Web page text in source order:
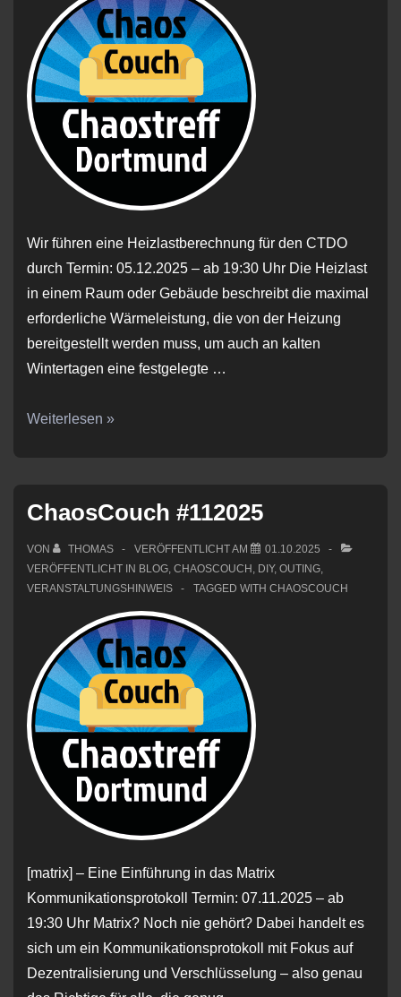
Wir führen eine Heizlastberechnung für den CTDO
durch Termin: 05.12.2025 – ab 19:30 Uhr Die Heizlast
in einem Raum oder Gebäude beschreibt die maximal
erforderliche Wärmeleistung, die von der Heizung
bereitgestellt werden muss, um auch an kalten
Wintertagen eine festgelegte …
ChaosCouch
Weiterlesen »
ChaosCouch #112025
VON THOMAS VERÖFFENTLICHT AM
01.10.2025
VERÖFFENTLICHT IN BLOG CHAOSCOUCH DIY, OUTING
VERANSTALTUNGSHINWEIS
TAGGED WITH CHAOSCOUCH
[matrix] – Eine Einführung in das Matrix
Kommunikationsprotokoll Termin: 07.11.2025 – ab
19:30 Uhr Matrix? Noch nie gehört? Dabei handelt es
sich um ein Kommunikationsprotokoll mit Fokus auf
Dezentralisierung und Verschlüsselung – also genau